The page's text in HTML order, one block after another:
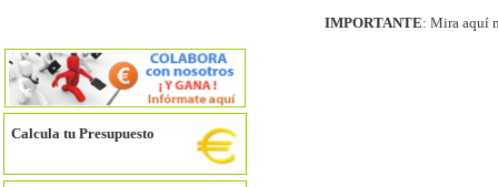
IMPORTANTE: Mira aquí
Calcula tu Presupuesto